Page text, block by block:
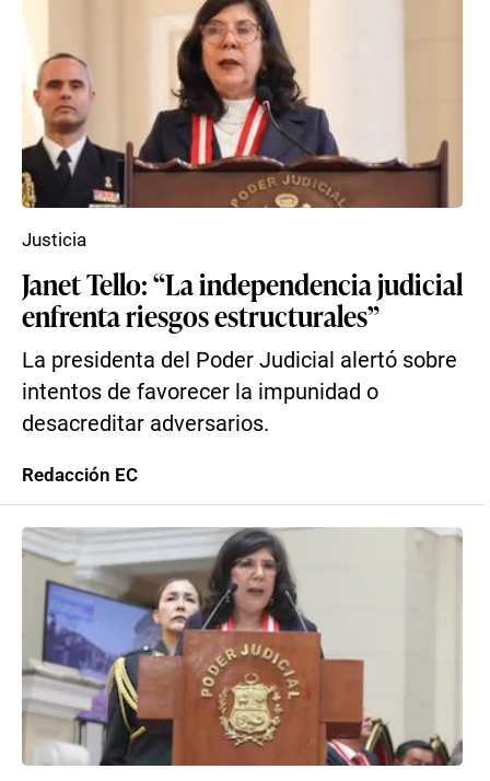
Janet Tello: “La independencia judicial
enfrenta riesgos estructurales”
La presidenta del Poder Judicial alertó sobre
intentos de favorecer la impunidad o
desacreditar adversarios.
Justicia
Redacción EC